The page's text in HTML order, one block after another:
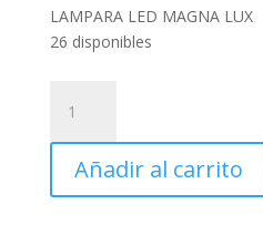
LAMPARA LED MAGNA LUX
26 disponibles
LED
MAGNA
LUX
cantidad
Añadir al carrito